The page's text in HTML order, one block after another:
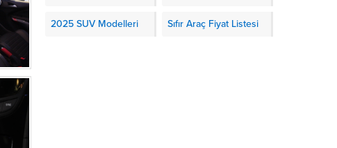
2025 SUV Modelleri Sıfır Araç Fiyat Listesi